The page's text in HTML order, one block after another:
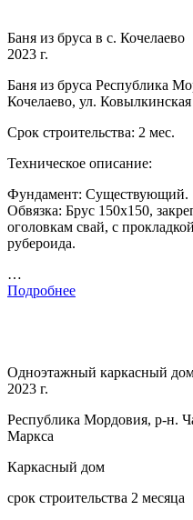
Баня из бруса в с. Кочелаево
2023 г.
Баня из бруса Республика
Кочелаево, ул. Ковылкинская
Срок строительства: 2 мес.
Техническое описание:
Фундамент: Существующий.
Обвязка: Брус 150х150,
оголовкам свай, с
рубероида.
…
Подробнее
Одноэтажный каркасный
2023 г.
Республика Мордовия, р-н.
Маркса
Каркасный дом
срок строительства 2 месяца